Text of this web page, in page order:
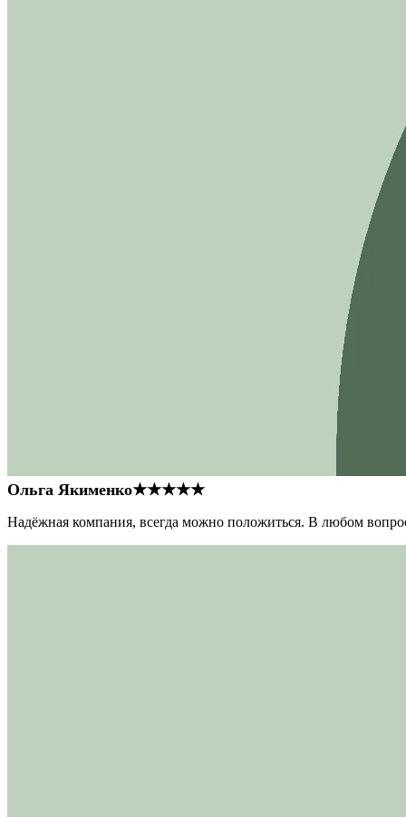
Ольга Якименко★★★★★
Надёжная компания, всегда можно положиться. В любом